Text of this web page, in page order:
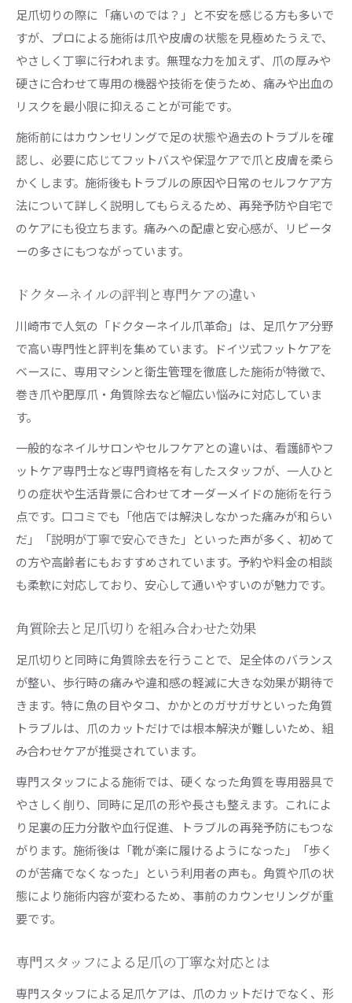
肥厚爪の原因と専門的な足爪ケアの選び方
肥厚爪の主な原因と足爪ケアの重要性
足爪専門店で受ける肥厚爪の適切な対処
ドクターネイル爪革命の肥厚爪ケアの特徴
足爪切りと角質ケアの違いを徹底解説
足爪切りとフットケアで歩行の快適さ実感
足爪トラブル予防に効果的なフットケア法
プロの施術で歩きやすい足元をキープ
足爪ケアで健康的な毎日をサポート
足爪切りの際に「痛いのでは？」と不安を感じる方も多いで
すが、プロによる施術は爪や皮膚の状態を見極めたうえで、
やさしく丁寧に行われます。無理な力を加えず、爪の厚みや
硬さに合わせて専用の機器や技術を使うため、痛みや出血の
リスクを最小限に抑えることが可能です。
施術前にはカウンセリングで足の状態や過去のトラブルを確
認し、必要に応じてフットバスや保湿ケアで爪と皮膚を柔ら
かくします。施術後もトラブルの原因や日常のセルフケア方
法について詳しく説明してもらえるため、再発予防や自宅で
のケアにも役立ちます。痛みへの配慮と安心感が、リピータ
ーの多さにもつながっています。
ドクターネイルの評判と専門ケアの違い
川崎市で人気の「ドクターネイル爪革命」は、足爪ケア分野
で高い専門性と評判を集めています。ドイツ式フットケアを
ベースに、専用マシンと衛生管理を徹底した施術が特徴で、
巻き爪や肥厚爪・角質除去など幅広い悩みに対応していま
す。
一般的なネイルサロンやセルフケアとの違いは、看護師やフ
ットケア専門士など専門資格を有したスタッフが、一人ひと
りの症状や生活背景に合わせてオーダーメイドの施術を行う
点です。口コミでも「他店では解決しなかった痛みが和らい
だ」「説明が丁寧で安心できた」といった声が多く、初めて
の方や高齢者にもおすすめされています。予約や料金の相談
も柔軟に対応しており、安心して通いやすいのが魅力です。
角質除去と足爪切りを組み合わせた効果
足爪切りと同時に角質除去を行うことで、足全体のバランス
が整い、歩行時の痛みや違和感の軽減に大きな効果が期待で
きます。特に魚の目やタコ、かかとのガサガサといった角質
トラブルは、爪のカットだけでは根本解決が難しいため、組
み合わせケアが推奨されています。
専門スタッフによる施術では、硬くなった角質を専用器具で
やさしく削り、同時に足爪の形や長さも整えます。これによ
り足裏の圧力分散や血行促進、トラブルの再発予防にもつな
がります。施術後は「靴が楽に履けるようになった」「歩く
のが苦痛でなくなった」という利用者の声も。角質や爪の状
態により施術内容が変わるため、事前のカウンセリングが重
要です。
専門スタッフによる足爪の丁寧な対応とは
専門スタッフによる足爪ケアは、爪のカットだけでなく、形